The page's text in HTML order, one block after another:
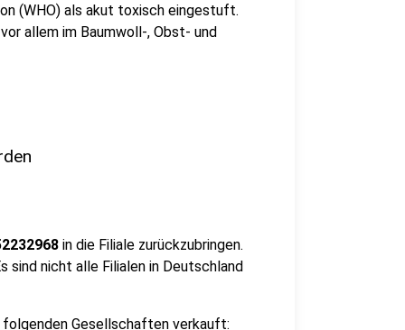
(WHO) als akut toxisch eingestuft.
allem im Baumwoll-, Obst- und
in die Filiale zurückzubringen.
sind nicht alle Filialen in Deutschland
folgenden Gesellschaften verkauft: